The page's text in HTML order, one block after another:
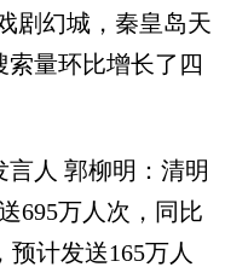
剧幻城，秦皇岛天
量环比增长了四
人 郭柳明：清明
695万人次，同比
预计发送165万人